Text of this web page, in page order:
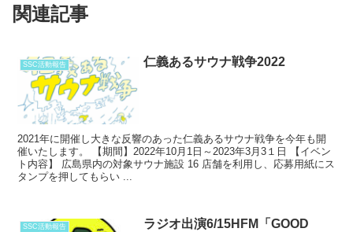
関連記事
SSC活動報告 仁義あるサウナ戦争2022
2021年に開催し大きな反響のあった仁義あるサウナ戦争を今年も開
催いたします。 【期間】2022年10月1日～2023年3月3１日 【イベン
ト内容】 広島県内の対象サウナ施設 16 店舗を利用し、応募用紙にス
タンプを押してもらい ...
SSC活動報告
ラジオ出演6/15HFM「GOOD